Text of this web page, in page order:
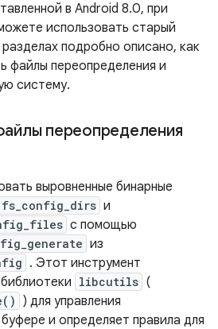
в Android 8.0, при
использовать старый
подробно описано, как
файлы переопределения и
систему.
переопределения
выровненные бинарные
и
с помощью
из
. Этот инструмент
libcutils (
) для управления
и определяет правила для